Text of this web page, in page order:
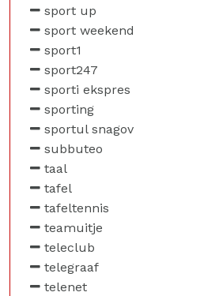
sport up
sport weekend
sport1
sport247
sporti ekspres
sporting
sportul snagov
subbuteo
taal
tafel
tafeltennis
teamuitje
teleclub
telegraaf
telenet